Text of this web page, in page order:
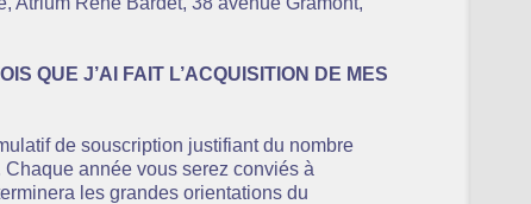
QUE J’AI FAIT L’ACQUISITION DE MES
de souscription justifiant du nombre
Chaque année vous serez conviés à
les grandes orientations du